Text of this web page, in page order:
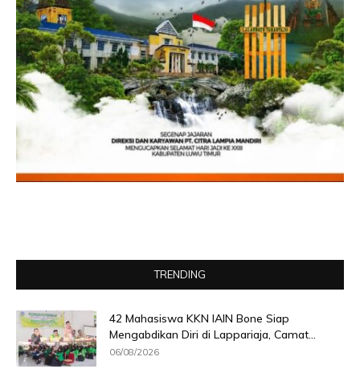
TRENDING
42 Mahasiswa KKN IAIN Bone Siap
Mengabdikan Diri di Lappariaja, Camat...
06/08/2026